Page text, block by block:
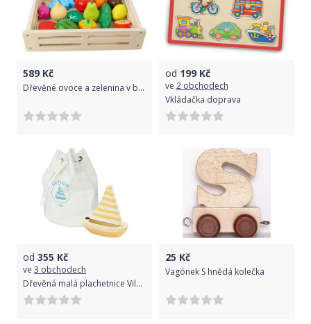
589 Kč
Dřevěné ovoce a zelenina v bedýnce
od 199 Kč
ve 2 obchodech
Vkládačka doprava
od 355 Kč
ve 3 obchodech
Dřevěná malá plachetnice Vilac Žlutá 2020
25 Kč
Vagónek S hnědá kolečka